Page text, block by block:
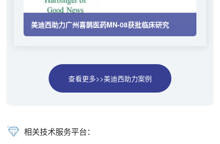
美迪西助力广州喜鹊医药MN-08获批临床研究
查看更多>>美迪西助力案例
相关技术服务平台：